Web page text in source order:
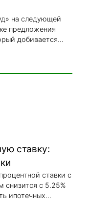
на следующей
предложения
добивается...
ставку:
ставки с
снизится с 5.25%
ипотечных...